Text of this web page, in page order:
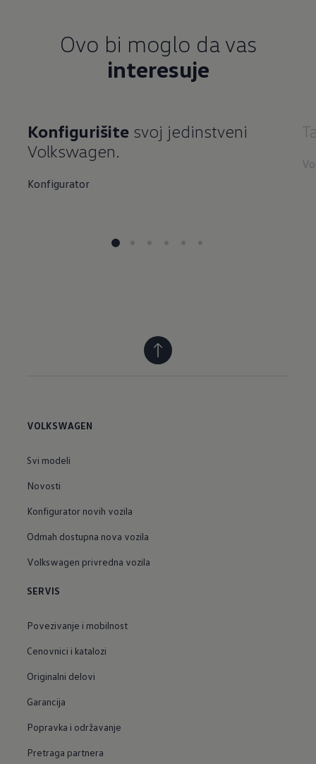
Ovo bi moglo da vas
interesuje
Konfigurišitesvoj jedinstveni
Volkswagen.
Konfigurator
VOLKSWAGEN
Svi modeli
Novosti
Konfigurator novih vozila
Odmah dostupna nova vozila
Volkswagen privredna vozila
SERVIS
Povezivanje i mobilnost
Cenovnici i katalozi
Originalni delovi
Garancija
Popravka i održavanje
Pretraga partnera